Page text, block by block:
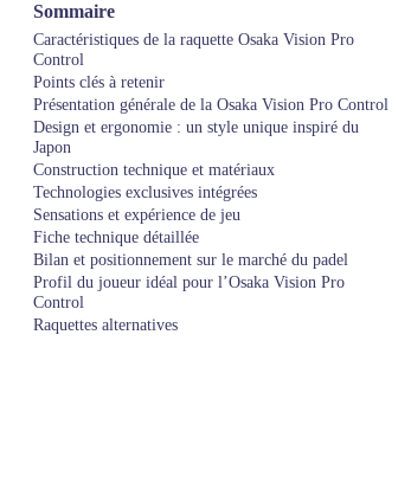
Sommaire
Caractéristiques de la raquette Osaka Vision Pro
Control
Points clés à retenir
Présentation générale de la Osaka Vision Pro Control
Design et ergonomie : un style unique inspiré du
Japon
Construction technique et matériaux
Technologies exclusives intégrées
Sensations et expérience de jeu
Fiche technique détaillée
Bilan et positionnement sur le marché du padel
Profil du joueur idéal pour l’Osaka Vision Pro
Control
Raquettes alternatives